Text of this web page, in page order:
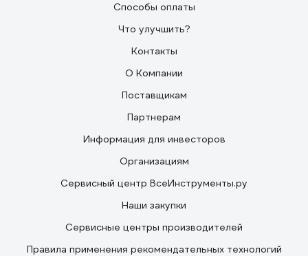
Способы оплаты
Что улучшить?
Контакты
О Компании
Поставщикам
Партнерам
Информация для инвесторов
Организациям
Сервисный центр ВсеИнструменты.ру
Наши закупки
Сервисные центры производителей
Правила применения рекомендательных технологий